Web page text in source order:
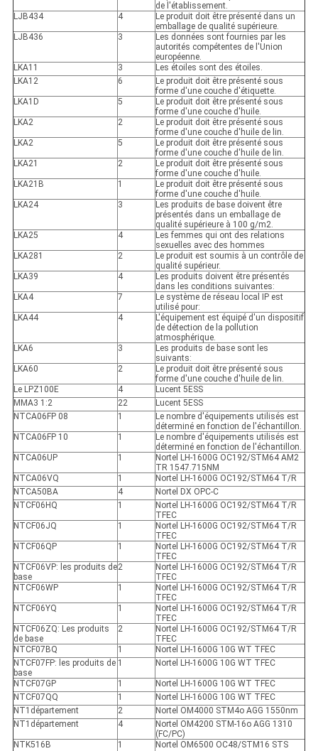
de l'établissement.
LJB434
4
Le produit doit être présenté dans un
emballage de qualité supérieure.
LJB436
3
Les données sont fournies par les
autorités compétentes de l'Union
européenne.
LKA11
3
Les étoiles sont des étoiles.
LKA12
6
Le produit doit être présenté sous
forme d'une couche d'étiquette.
LKA1D
5
Le produit doit être présenté sous
forme d'une couche d'huile.
LKA2
2
Le produit doit être présenté sous
forme d'une couche d'huile de lin.
LKA2
5
Le produit doit être présenté sous
forme d'une couche d'huile de lin.
LKA21
2
Le produit doit être présenté sous
forme d'une couche d'huile.
LKA21B
1
Le produit doit être présenté sous
forme d'une couche d'huile.
LKA24
3
Les produits de base doivent être
présentés dans un emballage de
qualité supérieure à 100 g/m2.
LKA25
4
Les femmes qui ont des relations
sexuelles avec des hommes
LKA281
2
Le produit est soumis à un contrôle de
qualité supérieur.
LKA39
4
Les produits doivent être présentés
dans les conditions suivantes:
LKA4
7
Le système de réseau local IP est
utilisé pour:
LKA44
4
L'équipement est équipé d'un dispositif
de détection de la pollution
atmosphérique.
LKA6
3
Les produits de base sont les
suivants:
LKA60
2
Le produit doit être présenté sous
forme d'une couche d'huile de lin.
Le LPZ100E
4
Lucent 5ESS
MMA3 1:2
22
Lucent 5ESS
NTCA06FP 08
1
Le nombre d'équipements utilisés est
déterminé en fonction de l'échantillon.
NTCA06FP 10
1
Le nombre d'équipements utilisés est
déterminé en fonction de l'échantillon.
NTCA06UP
1
Nortel LH-1600G OC192/STM64 AM2
TR 1547.715NM
NTCA06VQ
1
Nortel LH-1600G OC192/STM64 T/R
NTCA50BA
4
Nortel DX OPC-C
NTCF06HQ
1
Nortel LH-1600G OC192/STM64 T/R
TFEC
NTCF06JQ
1
Nortel LH-1600G OC192/STM64 T/R
TFEC
NTCF06QP
1
Nortel LH-1600G OC192/STM64 T/R
TFEC
NTCF06VP: les produits de
base
2
Nortel LH-1600G OC192/STM64 T/R
TFEC
NTCF06WP
1
Nortel LH-1600G OC192/STM64 T/R
TFEC
NTCF06YQ
1
Nortel LH-1600G OC192/STM64 T/R
TFEC
NTCF06ZQ: Les produits
de base
2
Nortel LH-1600G OC192/STM64 T/R
TFEC
NTCF07BQ
1
Nortel LH-1600G 10G WT TFEC
NTCF07FP: les produits de
base
1 Nortel LH-1600G 10G WT TFEC
NTCF07GP 1
Nortel LH-1600G 10G WT TFEC
NTCF07QQ
1
Nortel LH-1600G 10G WT TFEC
NT1département
2
Nortel OM4000 STM4o AGG 1550nm
NT1département
4
Nortel OM4200 STM-16o AGG 1310
(FC/PC)
NTK516B
1
Nortel OM6500 OC48/STM16 STS